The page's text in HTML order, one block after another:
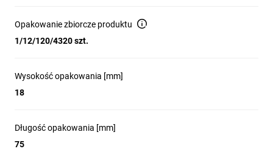
Opakowanie zbiorcze produktu
1/12/120/4320 szt.
Wysokość opakowania [mm]
18
Długość opakowania [mm]
75